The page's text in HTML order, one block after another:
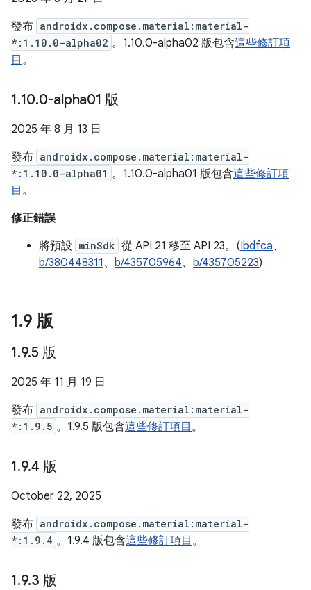
發布 androidx.compose.material:material-
*:1.10.0-alpha02 。1.10.0-alpha02 版包含這些修訂項
目 。
1.10.0-alpha01 版
2025 年 8 月 13 日
發布 androidx.compose.material:material-
*:1.10.0-alpha01 。1.10.0-alpha01 版包含這些修訂項
目 。
修正錯誤
將預設 minSdk 從 API 21 移至 API 23。(Ibdfca、
b/380448311 、 b/435705964、 b/435705223)
1.9 版
1.9.5 版
2025 年 11 月 19 日
發布 androidx.compose.material:material-
*:1.9.5 。1.9.5 版包含這些修訂項目 。
1.9.4 版
October 22, 2025
發布 androidx.compose.material:material-
*:1.9.4 。1.9.4 版包含這些修訂項目 。
1.9.3 版